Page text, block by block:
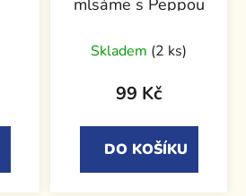
mlsáme s Peppou
Skladem (2 ks)
99 Kč
DO KOŠÍKU